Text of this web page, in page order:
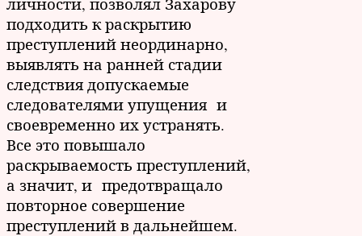
подходить к раскрытию
преступлений неординарно,
выявлять на ранней стадии
следствия допускаемые
следователями упущения и
своевременно их устранять.
Все это повышало
раскрываемость преступлений,
а значит, и предотвращало
повторное совершение
преступлений в дальнейшем.